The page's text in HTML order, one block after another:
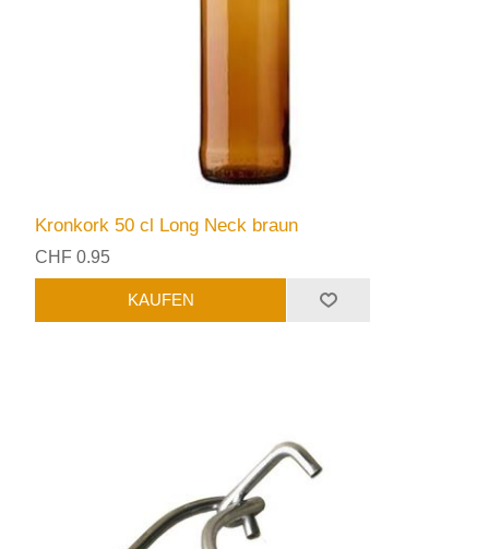
Kronkork 50 cl Long Neck braun
CHF 0.95